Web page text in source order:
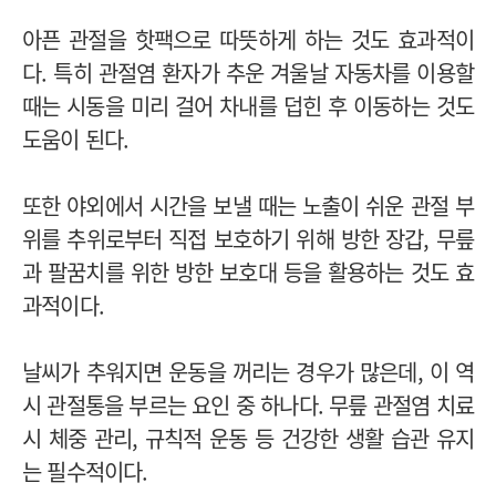
아픈 관절을 핫팩으로 따뜻하게 하는 것도 효과적이
다. 특히 관절염 환자가 추운 겨울날 자동차를 이용할
때는 시동을 미리 걸어 차내를 덥힌 후 이동하는 것도
도움이 된다.
또한 야외에서 시간을 보낼 때는 노출이 쉬운 관절 부
위를 추위로부터 직접 보호하기 위해 방한 장갑, 무릎
과 팔꿈치를 위한 방한 보호대 등을 활용하는 것도 효
과적이다.
날씨가 추워지면 운동을 꺼리는 경우가 많은데, 이 역
시 관절통을 부르는 요인 중 하나다. 무릎 관절염 치료
시 체중 관리, 규칙적 운동 등 건강한 생활 습관 유지
는 필수적이다.